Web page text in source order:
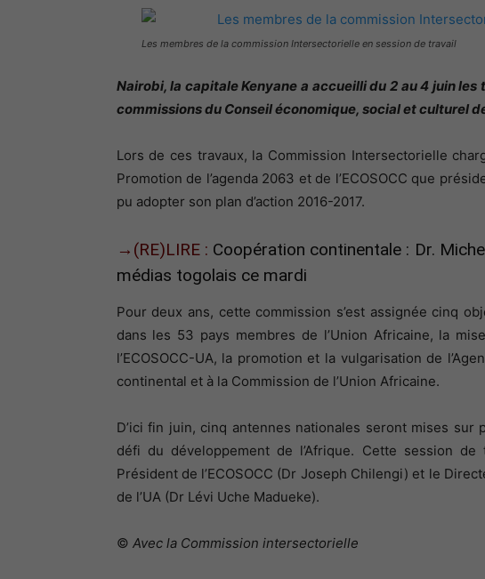
Les membres de la commission Intersectorielle en session de travail
Nairobi, la capitale Kenyane a accueilli du 2 au 4 juin
commissions du Conseil économique, social et culturel
Lors de ces travaux, la Commission Intersectorielle
Promotion de l’agenda 2063 et de l’ECOSOCC que
pu adopter son plan d’action 2016-2017.
→(RE)LIRE : Coopération continentale : Dr.
médias togolais ce mardi
Pour deux ans, cette commission s’est assignée cinq
dans les 53 pays membres de l’Union Africaine, la
l’ECOSOCC-UA, la promotion et la vulgarisation de
continental et à la Commission de l’Union Africaine.
D’ici fin juin, cinq antennes nationales seront mises
défi du développement de l’Afrique. Cette session
Président de l’ECOSOCC (Dr Joseph Chilengi) et le
de l’UA (Dr Lévi Uche Madueke).
© Avec la Commission intersectorielle